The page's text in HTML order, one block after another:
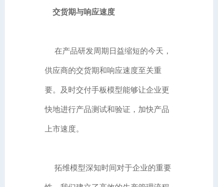
交货期与响应速度
在产品研发周期日益缩短的今天，
供应商的交货期和响应速度至关重
要。及时交付手板模型能够让企业更
快地进行产品测试和验证，加快产品
上市速度。
拓维模型深知时间对于企业的重要